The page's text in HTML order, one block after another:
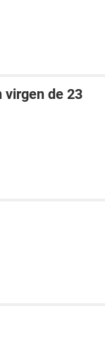
virgen de 23